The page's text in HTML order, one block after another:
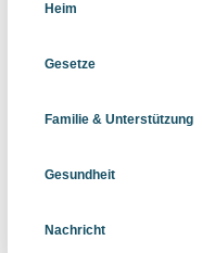
Heim
Gesetze
Familie & Unterstützung
Gesundheit
Nachricht